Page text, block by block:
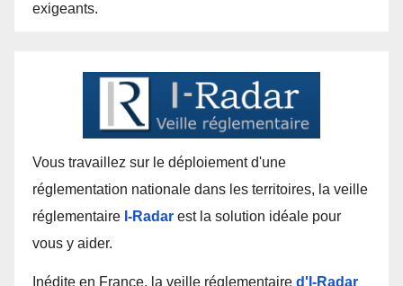
exigeants.
Vous travaillez sur le déploiement d'une
réglementation nationale dans les territoires, la veille
réglementaire I-Radar est la solution idéale pour
vous y aider.
Inédite en France, la veille réglementaire d'I-Radar